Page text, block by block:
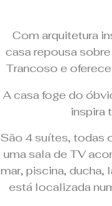
Com arquitetura
casa repousa
Trancoso e
A casa foge do
inspira
São 4 suítes, todas
uma sala de TV
mar, piscina, ducha,
está localizada